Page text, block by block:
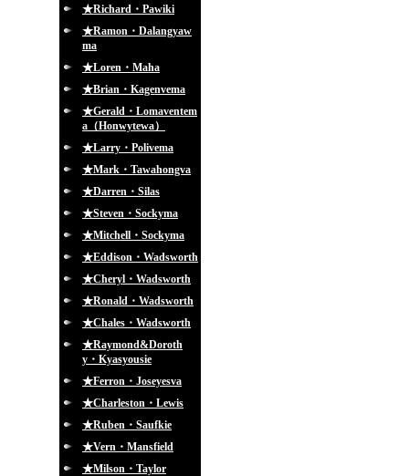
★Richard・Pawiki
★Ramon・Dalangyaw
ma
★Loren・Maha
★Brian・Kagenvema
★Gerald・Lomaventem
a（Honwytewa）
★Larry・Polivema
★Mark・Tawahongva
★Darren・Silas
★Steven・Sockyma
★Mitchell・Sockyma
★Eddison・Wadsworth
★Cheryl・Wadsworth
★Ronald・Wadsworth
★Chales・Wadsworth
★Raymond&Doroth
y・Kyasyousie
★Ferron・Joseyesva
★Charleston・Lewis
★Ruben・Saufkie
★Vern・Mansfield
★Milson・Taylor